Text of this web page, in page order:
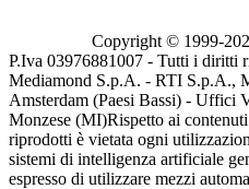
Copyright © 1999-
P.Iva 03976881007 - Tutti i diritti
Mediamond S.p.A. - RTI S.p.A.,
Amsterdam (Paesi Bassi) - Uffici
Monzese (MI)Rispetto ai
riprodotti è vietata ogni
sistemi di intelligenza artificiale
espresso di utilizzare mezzi